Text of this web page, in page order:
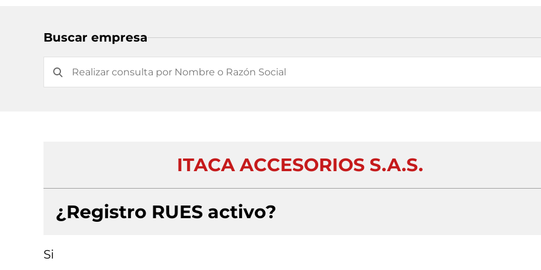
Buscar empresa
ITACA ACCESORIOS S.A.S.
¿Registro RUES activo?
Si